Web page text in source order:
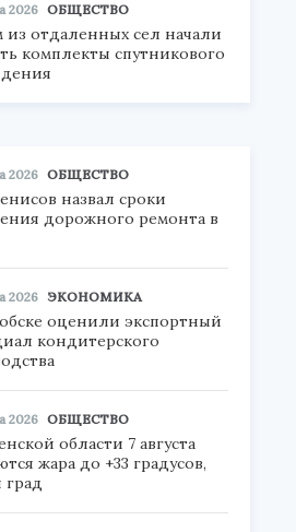
2026 ОБЩЕСТВО
из отдаленных сел начали
комплекты спутникового
2026 ОБЩЕСТВО
назвал сроки
дорожного ремонта в
2026 ЭКОНОМИКА
оценили экспортный
кондитерского
2026 ОБЩЕСТВО
области 7 августа
жара до +33 градусов,
град